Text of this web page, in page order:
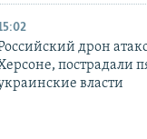
дрон
пострадали
власти